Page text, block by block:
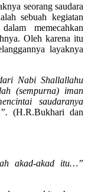
seorang saudara
sebuah kegiatan
memecahkan
Oleh karena itu
layaknya
Nabi Shallallahu
(sempurna) iman
saudaranya
(H.R.Bukhari dan
akad-akad itu…”